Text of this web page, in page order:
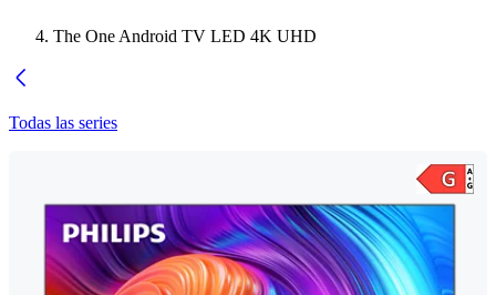
The One Android TV LED 4K UHD
Todas las series